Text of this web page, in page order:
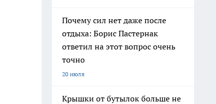
Почему сил нет даже после
отдыха: Борис Пастернак
ответил на этот вопрос очень
точно
20 июля
Крышки от бутылок больше не